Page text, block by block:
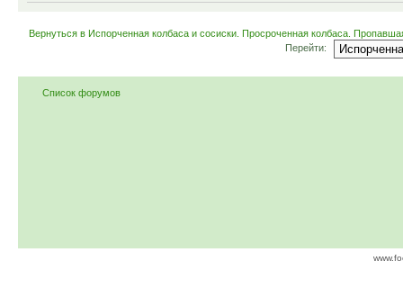
Вернуться в Испорченная колбаса и сосиски. Просроченная колбаса.
Перейти:
Список форумов